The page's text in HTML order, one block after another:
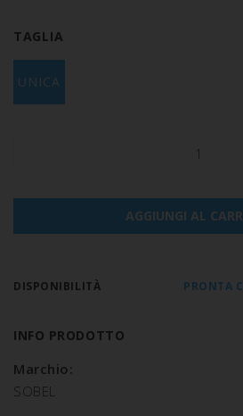
TAGLIA
UNICA
1
AGGIUNGI AL
DISPONIBILITÀ PRONTA
INFO PRODOTTO
Marchio:
SOBEL